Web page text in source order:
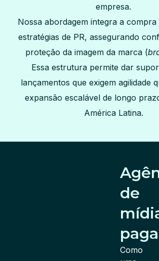
empresa.
Nossa abordagem integra a compra
estratégias de PR, assegurando
proteção da imagem da marca (
Essa estrutura permite dar
lançamentos que exigem agilidade
expansão escalável de longo
América Latina.
de
paga
Como